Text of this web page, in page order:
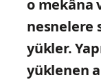
o mekâna
nesnelere
yükler.
yüklenen